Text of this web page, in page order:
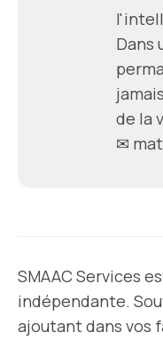
Dans
de la
✉
SMAAC Services
indépendante.
ajoutant dans vos